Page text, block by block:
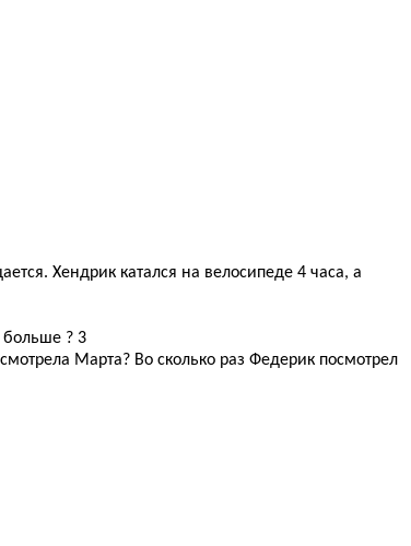
Хендрик катался на велосипеде 4 часа, а
больше ? 3
Марта? Во сколько раз Федерик посмотрел